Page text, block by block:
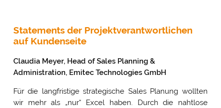
Statements der Projektverantwortlichen
auf Kundenseite
Claudia Meyer, Head of Sales Planning &
Administration, Emitec Technologies GmbH
Für die langfristige strategische Sales Planung wollten
wir mehr als „nur“ Excel haben. Durch die nahtlose